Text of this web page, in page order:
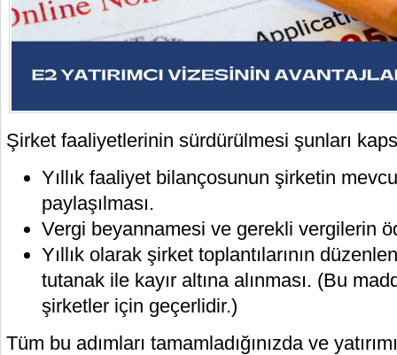
Şirket faaliyetlerinin sürdürülmesi şunları
Yıllık faaliyet bilançosunun şirketin
paylaşılması.
Vergi beyannamesi ve gerekli vergilerin
Yıllık olarak şirket toplantılarının
tutanak ile kayır altına alınması. (Bu
şirketler için geçerlidir.)
Tüm bu adımları tamamladığınızda ve